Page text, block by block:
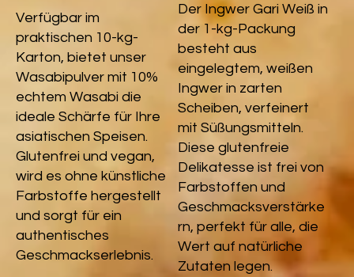
Verfügbar im
praktischen 10-kg-
Karton, bietet unser
Wasabipulver mit 10%
echtem Wasabi die
ideale Schärfe für Ihre
asiatischen Speisen.
Glutenfrei und vegan,
wird es ohne künstliche
Farbstoffe hergestellt
und sorgt für ein
authentisches
Geschmackserlebnis.
Der Ingwer Gari Weiß in
der 1-kg-Packung
besteht aus
eingelegtem, weißen
Ingwer in zarten
Scheiben, verfeinert
mit Süßungsmitteln.
Diese glutenfreie
Delikatesse ist frei von
Farbstoffen und
Geschmacksverstärke
rn, perfekt für alle, die
Wert auf natürliche
Zutaten legen.